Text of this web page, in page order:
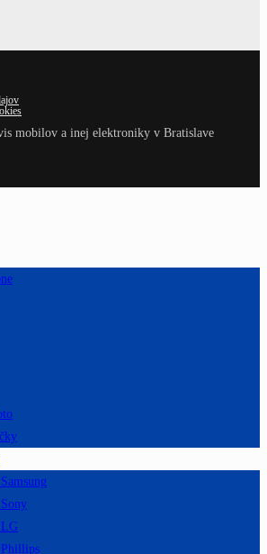
mobilov a inej elektroniky v Bratislave